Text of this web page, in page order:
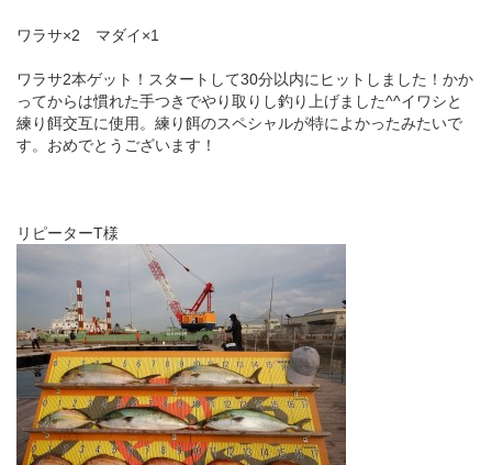
ワラサ×2 マダイ×1
ワラサ2本ゲット！スタートして30分以内にヒットしました！かか
ってからは慣れた手つきでやり取りし釣り上げました^^イワシと
練り餌交互に使用。練り餌のスペシャルが特によかったみたいで
す。おめでとうございます！
リピーターT様